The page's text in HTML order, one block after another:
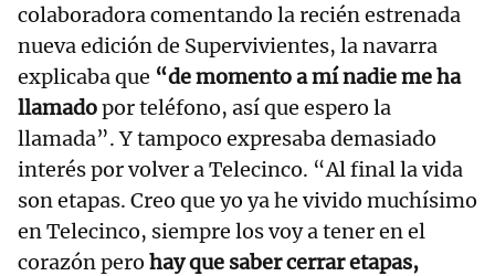
colaboradora comentando la recién estrenada
nueva edición de Supervivientes, la navarra
explicaba que “de momento a mí nadie me ha
llamadopor teléfono, así que espero la
llamada”. Y tampoco expresaba demasiado
interés por volver a Telecinco. “Al final la vida
son etapas. Creo que yo ya he vivido muchísimo
en Telecinco, siempre los voy a tener en el
corazón pero hay que saber cerrar etapas,